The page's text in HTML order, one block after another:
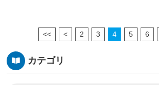
2 3 4 5 6
カテゴリ